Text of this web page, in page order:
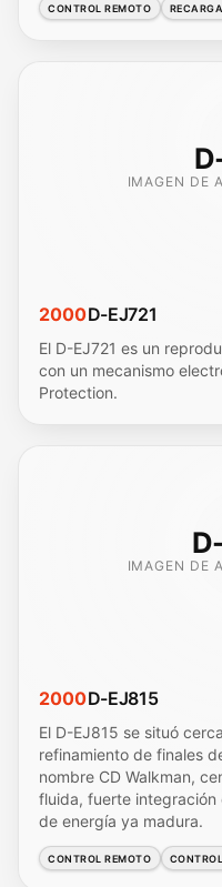
CONTROL REMOTO
IMAGEN DE
2000D-EJ721
El D-EJ721 es un
con un mecanismo
Protection.
IMAGEN DE
2000D-EJ815
El D-EJ815 se situó
refinamiento de finales
nombre CD Walkman,
fluida, fuerte integración
de energía ya madura.
CONTROL REMOTO